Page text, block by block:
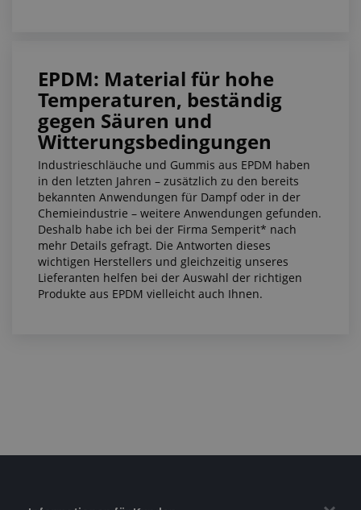
EPDM: Material für hohe
Temperaturen, beständig
gegen Säuren und
Witterungsbedingungen
Industrieschläuche und Gummis aus EPDM haben
in den letzten Jahren – zusätzlich zu den bereits
bekannten Anwendungen für Dampf oder in der
Chemieindustrie – weitere Anwendungen gefunden.
Deshalb habe ich bei der Firma Semperit* nach
mehr Details gefragt. Die Antworten dieses
wichtigen Herstellers und gleichzeitig unseres
Lieferanten helfen bei der Auswahl der richtigen
Produkte aus EPDM vielleicht auch Ihnen.